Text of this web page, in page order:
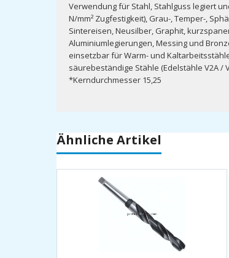
Verwendung für Stahl, Stahlguss legiert
N/mm² Zugfestigkeit), Grau-, Temper-,
Sintereisen, Neusilber, Graphit,
Aluminiumlegierungen, Messing und
einsetzbar für Warm- und
säurebeständige Stähle (Edelstähle V2A /
*Kerndurchmesser 15,25
Ähnliche Artikel